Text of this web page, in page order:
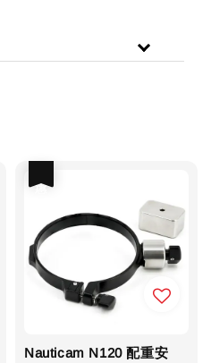
Nauticam N120 配重安